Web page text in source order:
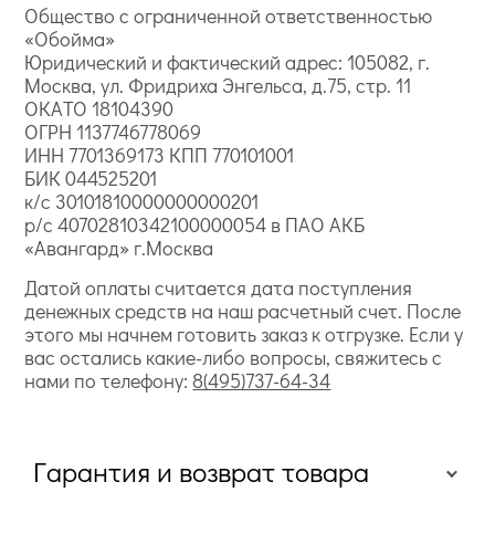
Общество с ограниченной ответственностью
«Обойма»
Юридический и фактический адрес: 105082, г.
Москва, ул. Фридриха Энгельса, д.75, стр. 11
ОКАТО 18104390
ОГРН 1137746778069
ИНН 7701369173 КПП 770101001
БИК 044525201
к/с 30101810000000000201
р/с 40702810342100000054 в ПАО АКБ
«Авангард» г.Москва
Датой оплаты считается дата поступления
денежных средств на наш расчетный счет. После
этого мы начнем готовить заказ к отгрузке. Если у
вас остались какие-либо вопросы, свяжитесь с
нами по телефону: 8(495)737-64-34
Гарантия и возврат товара